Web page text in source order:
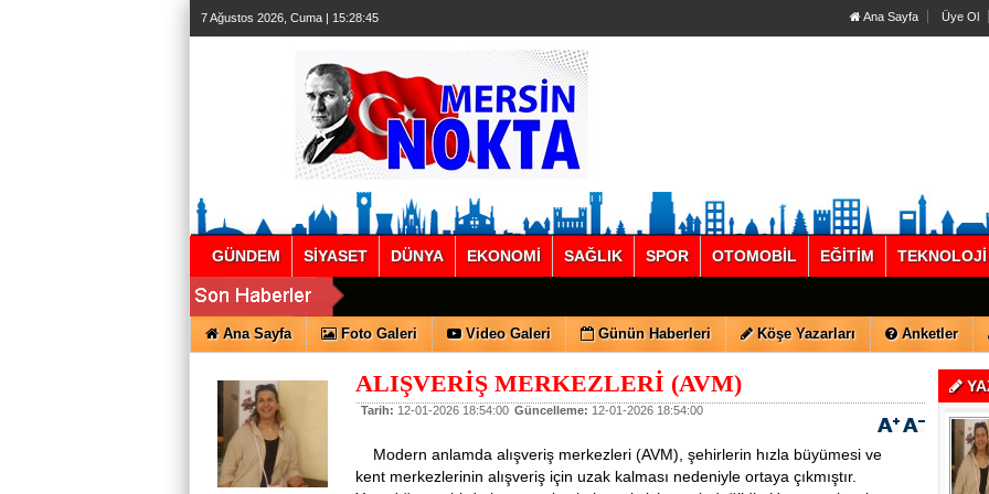
7 Ağustos 2026, Cuma | 15:28:45 Ana Sayfa Üye Ol
GÜNDEM SİYASET DÜNYA EKONOMİ SAĞLIK SPOR OTOMOBİL EĞİTİM TEKNOLOJİ
Ana Sayfa Foto Galeri Video Galeri Günün Haberleri Köşe Yazarları Anketler
ALIŞVERİŞ MERKEZLERİ (AVM)
Tarih: 12-01-2026 18:54:00 Güncelleme: 12-01-2026 18:54:00
Modern anlamda alışveriş merkezleri (AVM), şehirlerin hızla büyümesi ve
kent merkezlerinin alışveriş için uzak kalması nedeniyle ortaya çıkmıştır.